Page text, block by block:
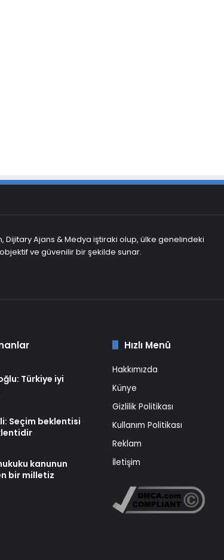
Dijitary Ajans & Medya iştiraki olup, ülke genelindeki
ve güvenilir bir şekilde sunar.
Türkiye iyi
Seçim beklentisi
kanunun
bir milletiz
Hızlı Menü
Hakkımızda
Künye
Gizlilik Politikası
Kullanım Politikası
Reklam
İletişim